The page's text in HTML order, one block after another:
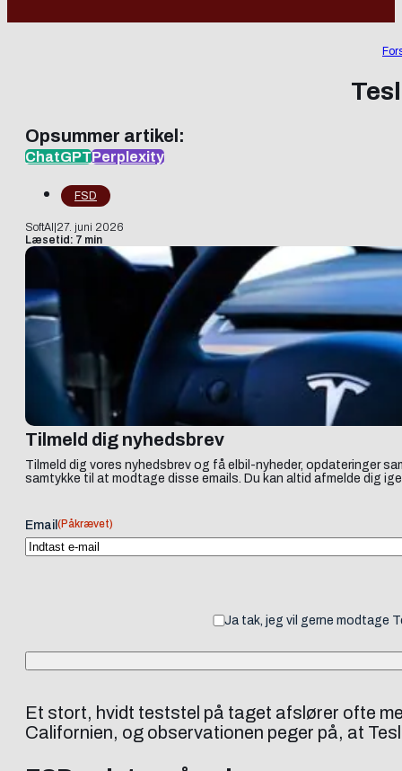
Opsummer artikel:
ChatGPTPerplexity
FSD
SoftAI 27. juni 2026
Læsetid: 7 min
Tilmeld dig nyhedsbrev
Tilmeld dig vores nyhedsbrev og få elbil-nyheder, opdateringer
samtykke til at modtage disse emails. Du kan altid afmelde dig
Email (Påkrævet)
Ja tak, jeg vil gerne modtage
Et stort, hvidt teststel på taget afslører ofte
Californien, og observationen peger på, at